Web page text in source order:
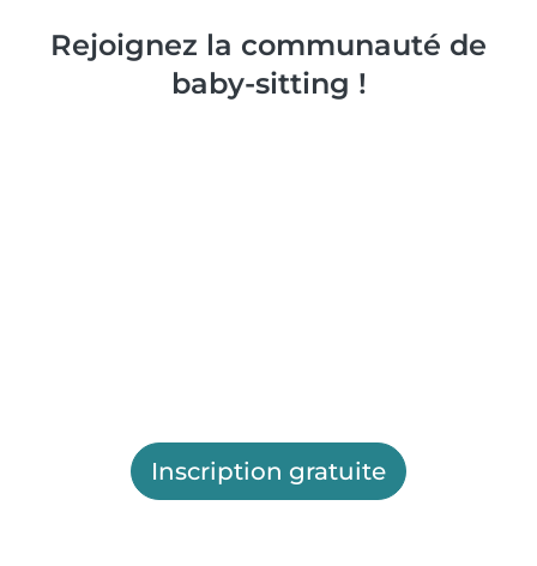
Rejoignez la communauté de
baby-sitting !
Inscription gratuite